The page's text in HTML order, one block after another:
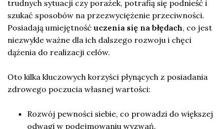
trudnych sytuacji czy porażek, potrafią się podnieść i
szukać sposobów na przezwyciężenie przeciwności.
Posiadają umiejętność uczenia się na błędach, co jest
niezwykle ważne dla ich dalszego rozwoju i chęci
dążenia do realizacji celów.
Oto kilka kluczowych korzyści płynących z posiadania
zdrowego poczucia własnej wartości:
Rozwój pewności siebie, co prowadzi do większej
odwagi w podejmowaniu wyzwań.